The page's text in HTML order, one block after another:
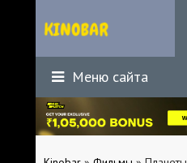
Меню сайта